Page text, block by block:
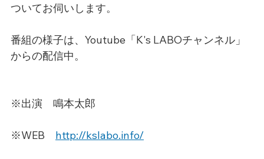
ついてお伺いします。
番組の様子は、Youtube「K's LABOチャンネル」
からの配信中。
※出演　鳴本太郎
※WEB http://kslabo.info/